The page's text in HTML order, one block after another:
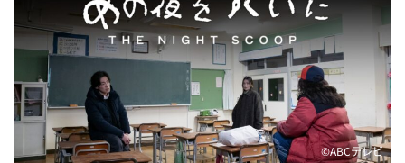
河合＆A.B.C-Z塚田×福井アナ「なんでやねん！？」
（news おかえり）
DAIGOも台所 ～きょうの献立 何にする？～
本日はダイアンなり！シーズン２
朝だ！生です旅サラダ
教えて！ニュースライブ 正義のミカタ
©️ABCテレビ